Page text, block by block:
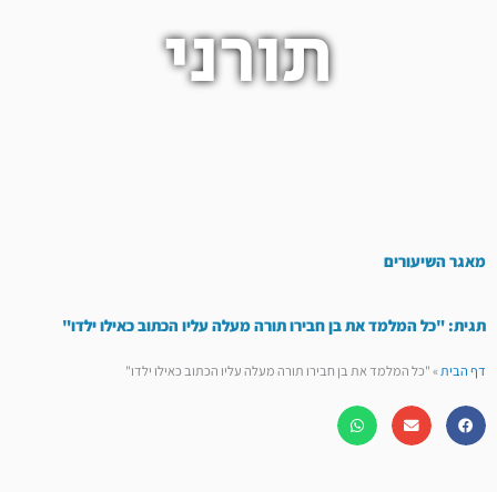
תורני
מאגר השיעורים
תגית: "כל המלמד את בן חבירו תורה מעלה עליו הכתוב כאילו ילדו"
דף הבית»"כל המלמד את בן חבירו תורה מעלה עליו הכתוב כאילו ילדו"